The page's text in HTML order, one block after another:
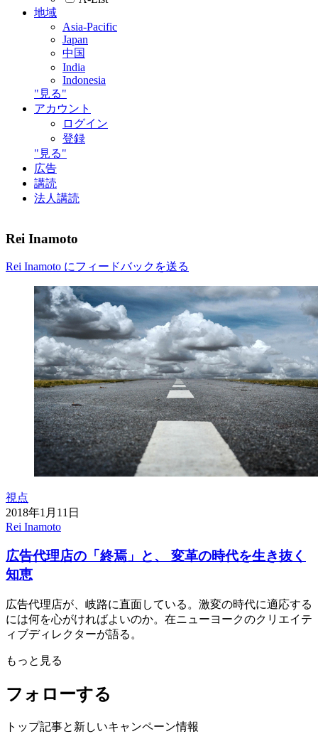
地域
Asia-Pacific
Japan
中国
India
Indonesia
"見る"
アカウント
ログイン
登録
"見る"
広告
講読
法人講読
Rei Inamoto
Rei Inamoto にフィードバックを送る
視点
2018年1月11日
Rei Inamoto
広告代理店の「終焉」と、 変革の時代を生き抜く
知恵
広告代理店が、岐路に直面している。激変の時代に適応する
には何を心がければよいのか。在ニューヨークのクリエイテ
ィブディレクターが語る。
もっと見る
フォローする
トップ記事と新しいキャンペーン情報